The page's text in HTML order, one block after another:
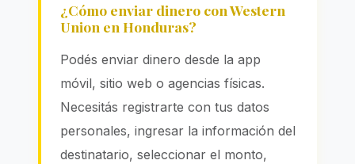
¿Cómo enviar dinero con Western
Union en Honduras?
Podés enviar dinero desde la app
móvil, sitio web o agencias físicas.
Necesitás registrarte con tus datos
personales, ingresar la información del
destinatario, seleccionar el monto,